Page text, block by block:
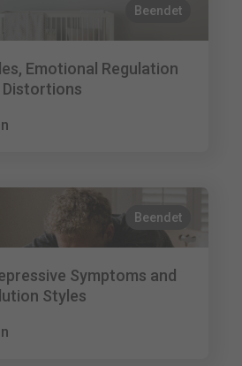
Beendet
Emotional Regulation
Distortions
Beendet
Symptoms and
Styles